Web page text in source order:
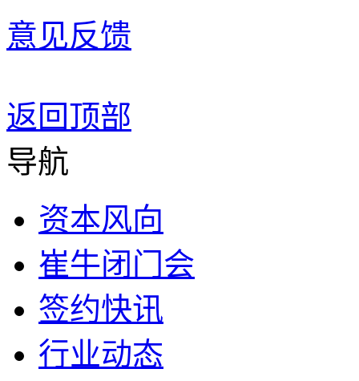
意见反馈
返回顶部
导航
资本风向
崔牛闭门会
签约快讯
行业动态